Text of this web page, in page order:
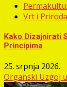
Vrt i Priroda
Kako Dizajnirati
Principima
25. srpnja 2026.
Organski Uzgoj